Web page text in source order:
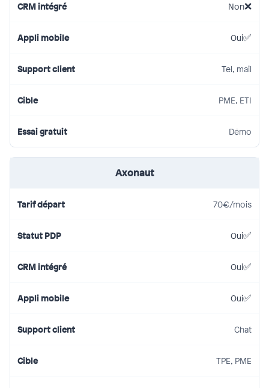
Non
Oui
Tel, mail
PME, ETI
Démo
Axonaut
70€/mois
Oui
Oui
Oui
Chat
TPE, PME